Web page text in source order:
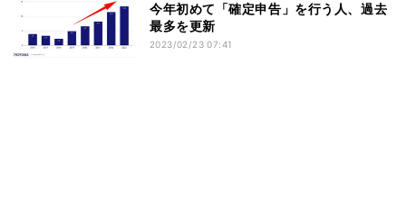
今年初めて「確定申告」を行う人、過去
最多を更新
2023/02/23 07:41